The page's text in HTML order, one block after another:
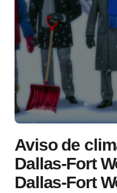
Aviso de
Dallas-Fort
Dallas-Fort